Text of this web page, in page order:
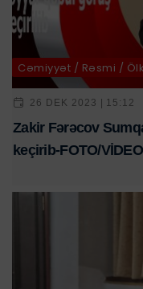
Cəmiyyət / Rəsmi /
26 DEK 2023 | 15:12
Zakir Fərəcov
keçirib-FOTO/VİDEO